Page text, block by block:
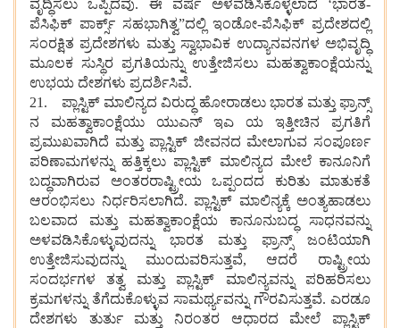
ವೃದ್ಧಿಸಲು ಒಪ್ಪಿದವು. ಈ ವರ್ಷ ಅಳವಡಿಸಿಕೊಳ್ಳಲಾದ ‘ಭಾರತ-
ಪೆಸಿಫಿಕ್ ಪಾರ್ಕ್ಸ್ ಸಹಭಾಗಿತ್ವ”ದಲ್ಲಿ ಇಂಡೋ-ಪೆಸಿಫಿಕ್ ಪ್ರದೇಶದಲ್ಲಿ
ಸಂರಕ್ಷಿತ ಪ್ರದೇಶಗಳು ಮತ್ತು ಸ್ವಾಭಾವಿಕ ಉದ್ಯಾನವನಗಳ ಅಭಿವೃದ್ಧಿ
ಮೂಲಕ ಸುಸ್ಥಿರ ಪ್ರಗತಿಯನ್ನು ಉತ್ತೇಜಿಸಲು ಮಹತ್ವಾಕಾಂಕ್ಷೆಯನ್ನು
ಉಭಯ ದೇಶಗಳು ಪ್ರದರ್ಶಿಸಿವೆ.
21. ಪ್ಲಾಸ್ಟಿಕ್ ಮಾಲಿನ್ಯದ ವಿರುದ್ಧ ಹೋರಾಡಲು ಭಾರತ ಮತ್ತು ಫ್ರಾನ್ಸ್‌
ನ ಮಹತ್ವಾಕಾಂಕ್ಷೆಯು ಯುಎನ್ ಇಎ ಯ ಇತ್ತೀಚಿನ ಪ್ರಗತಿಗೆ
ಪ್ರಮುಖವಾಗಿದೆ ಮತ್ತು ಪ್ಲಾಸ್ಟಿಕ್‌ ಜೀವನದ ಮೇಲಾಗುವ ಸಂಪೂರ್ಣ
ಪರಿಣಾಮಗಳನ್ನು ಹತ್ತಿಕ್ಕಲು ಪ್ಲಾಸ್ಟಿಕ್ ಮಾಲಿನ್ಯದ ಮೇಲೆ ಕಾನೂನಿಗೆ
ಬದ್ಧವಾಗಿರುವ ಅಂತರರಾಷ್ಟ್ರೀಯ ಒಪ್ಪಂದದ ಕುರಿತು ಮಾತುಕತೆ
ಆರಂಭಿಸಲು ನಿರ್ಧರಿಸಲಾಗಿದೆ. ಪ್ಲಾಸ್ಟಿಕ್ ಮಾಲಿನ್ಯಕ್ಕೆ ಅಂತ್ಯಹಾಡಲು
ಬಲವಾದ ಮತ್ತು ಮಹತ್ವಾಕಾಂಕ್ಷೆಯ ಕಾನೂನುಬದ್ಧ ಸಾಧನವನ್ನು
ಅಳವಡಿಸಿಕೊಳ್ಳುವುದನ್ನು ಭಾರತ ಮತ್ತು ಫ್ರಾನ್ಸ್ ಜಂಟಿಯಾಗಿ
ಉತ್ತೇಜಿಸುವುದನ್ನು ಮುಂದುವರಿಸುತ್ತವೆ, ಆದರೆ ರಾಷ್ಟ್ರೀಯ
ಸಂದರ್ಭಗಳ ತತ್ವ ಮತ್ತು ಪ್ಲಾಸ್ಟಿಕ್ ಮಾಲಿನ್ಯವನ್ನು ಪರಿಹರಿಸಲು
ಕ್ರಮಗಳನ್ನು ತೆಗೆದುಕೊಳ್ಳುವ ಸಾಮರ್ಥ್ಯವನ್ನು ಗೌರವಿಸುತ್ತವೆ. ಎರಡೂ
ದೇಶಗಳು ತುರ್ತು ಮತ್ತು ನಿರಂತರ ಆಧಾರದ ಮೇಲೆ ಪ್ಲಾಸ್ಟಿಕ್